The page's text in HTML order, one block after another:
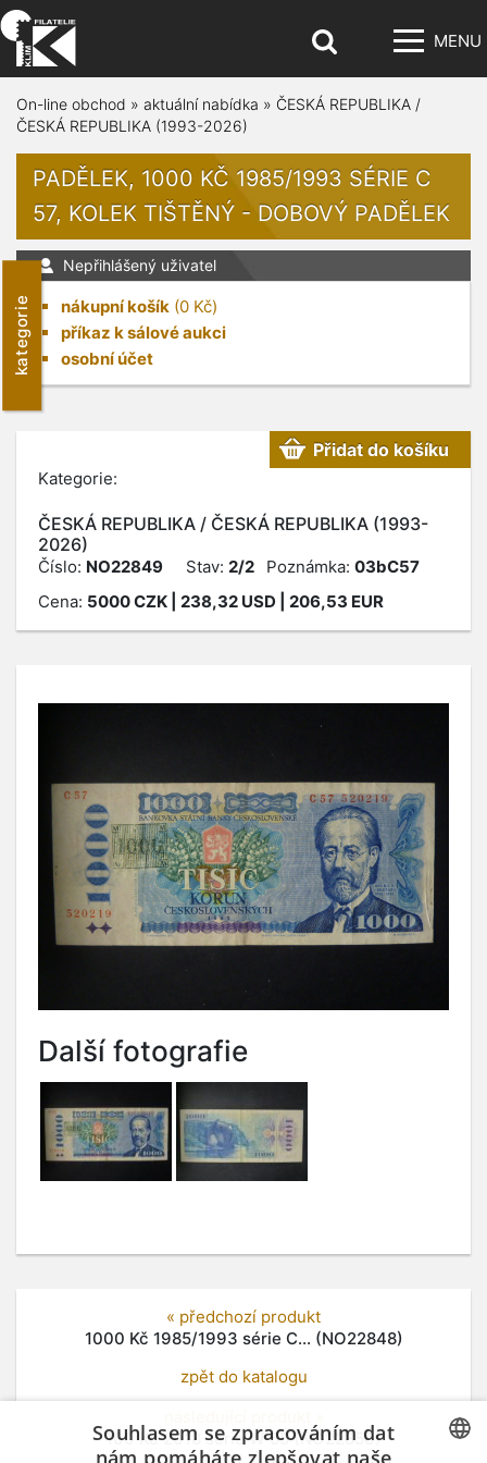
MENU
kategorie
On-line obchod » aktuální nabídka » ČESKÁ REPUBLIKA /
ČESKÁ REPUBLIKA (1993-2026)
PADĚLEK, 1000 KČ 1985/1993 SÉRIE C
57, KOLEK TIŠTĚNÝ - DOBOVÝ PADĚLEK
Nepřihlášený uživatel
nákupní košík (0 Kč)
příkaz k sálové aukci
osobní účet
Kategorie:
ČESKÁ REPUBLIKA / ČESKÁ REPUBLIKA (1993-
2026)
Přidat do košíku
Číslo: NO22849 Stav: 2/2 Poznámka: 03bC57
Cena: 5000CZK | 238,32 USD | 206,53 EUR
Další fotografie
« předchozí produkt
1000 Kč 1985/1993 série C... (NO22848)
zpět do katalogu
100 Kč 2018 série W 55 (NO22850)
Souhlasem se zpracováním dat
nám pomáháte zlepšovat naše